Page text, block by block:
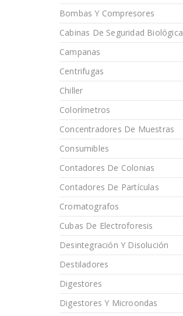
Bombas Y Compresores
Cabinas De Seguridad Biológica
Campanas
Centrifugas
Chiller
Colorímetros
Concentradores De Muestras
Consumibles
Contadores De Colonias
Contadores De Partículas
Cromatografos
Cubas De Electroforesis
Desintegración Y Disolución
Destiladores
Digestores
Digestores Y Microondas